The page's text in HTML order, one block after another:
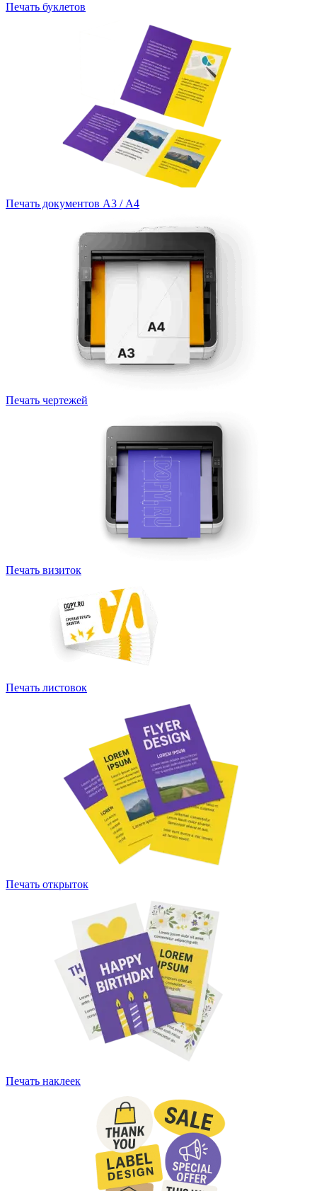
Печать буклетов
Печать документов А3 / А4
Печать чертежей
Печать визиток
Печать листовок
Печать открыток
Печать наклеек